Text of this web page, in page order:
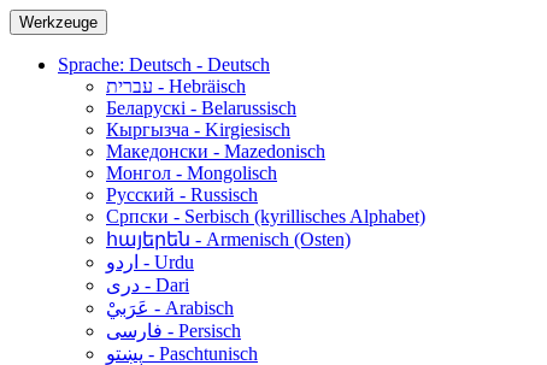
Werkzeuge
Sprache: Deutsch - Deutsch
עברית - Hebräisch
Беларускі - Belarussisch
Кыргызча - Kirgiesisch
Македонски - Mazedonisch
Монгол - Mongolisch
Русский - Russisch
Српски - Serbisch (kyrillisches Alphabet)
հայերեն - Armenisch (Osten)
اردو - Urdu
دری - Dari
عَرَبيْ - Arabisch
فارسی - Persisch
پښتو - Paschtunisch